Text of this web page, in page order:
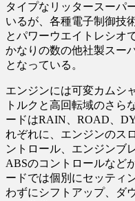
タイプなリッタースーパ
いるが、各種電子制御技
とパワーウエイトレシオ
かなりの数の他社製スー
となっている。
エンジンには可変カムシ
トルクと高回転域のさら
ードはRAIN、ROAD、
れぞれに、エンジンのス
ントロール、エンジンブ
ABSのコントロールなど
ードでは個別にセッティ
わずにシフトアップ、ダ